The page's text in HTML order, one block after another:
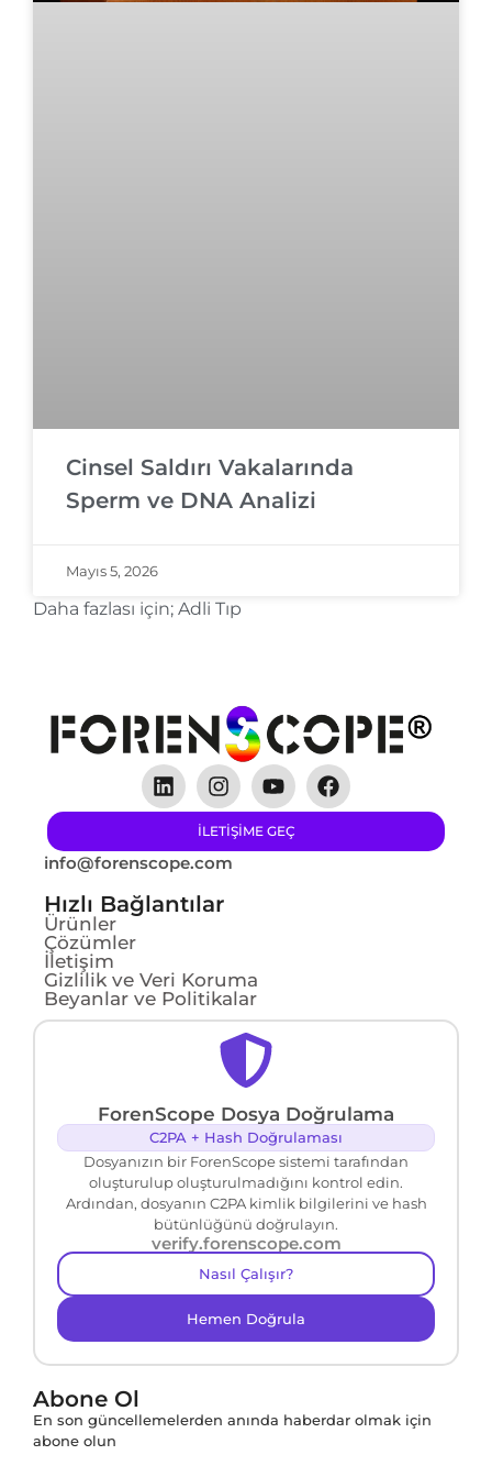
Cinsel Saldırı Vakalarında
Sperm ve DNA Analizi
Mayıs 5, 2026
Daha fazlası için; Adli Tıp
ILETIŞIME GEÇ
info@forenscope.com
Hızlı Bağlantılar
Ürünler
Çözümler
İletişim
Gizlilik ve Veri Koruma
Beyanlar ve Politikalar
ForenScope Dosya Doğrulama
C2PA + Hash Doğrulaması
Dosyanızın bir ForenScope sistemi tarafından
oluşturulup oluşturulmadığını kontrol edin.
Ardından, dosyanın C2PA kimlik bilgilerini ve hash
bütünlüğünü doğrulayın.
verify.forenscope.com
Nasıl Çalışır?
Hemen Doğrula
Abone Ol
En son güncellemelerden anında haberdar olmak için
abone olun